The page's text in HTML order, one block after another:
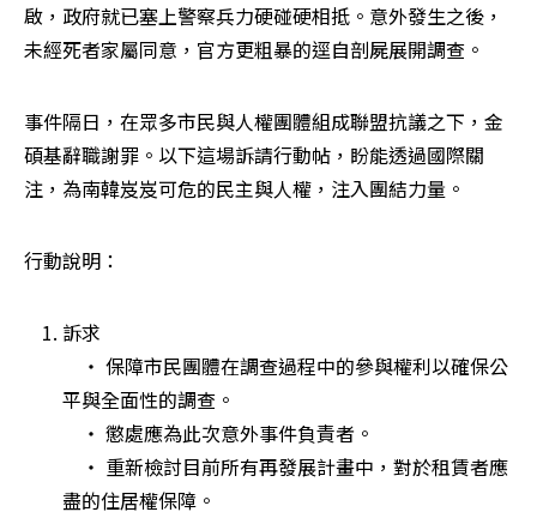
啟，政府就已塞上警察兵力硬碰硬相抵。意外發生之後，
未經死者家屬同意，官方更粗暴的逕自剖屍展開調查。
事件隔日，在眾多市民與人權團體組成聯盟抗議之下，金
碩基辭職謝罪。以下這場訴請行動帖，盼能透過國際關
注，為南韓岌岌可危的民主與人權，注入團結力量。
行動說明：
訴求
平與全面性的調查。
盡的住居權保障。